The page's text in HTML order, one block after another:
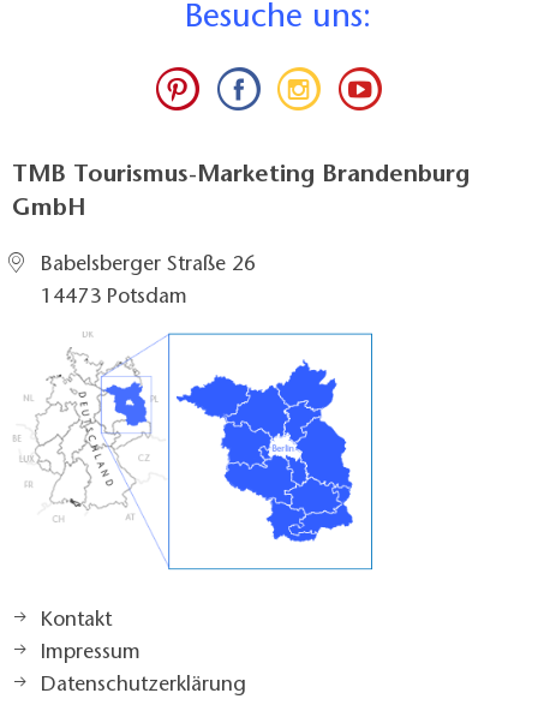
Besuche uns:
TMB Tourismus-Marketing Brandenburg
GmbH
Babelsberger Straße 26
14473 Potsdam
Kontakt
Impressum
Datenschutzerklärung